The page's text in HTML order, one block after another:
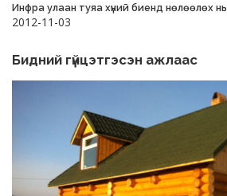
Инфра улаан туяа хүний биенд нөлөөлөх нь
2012-11-03
Бидний гүйцэтгэсэн ажлаас